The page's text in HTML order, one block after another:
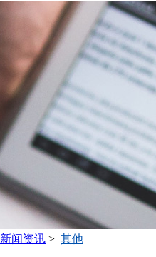
新闻资讯 > 其他